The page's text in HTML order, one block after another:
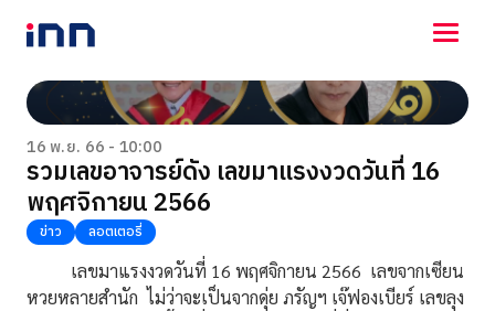
NEWS
ENTERTAINMENT
LIFESTYLE
HOROSCOPE
LOTTERY
VIDEO
ร่วมด้วยช่วยกัน
16 พ.ย. 66 - 10:00
รวมเลขอาจารย์ดัง เลขมาแรงงวดวันที่ 16
พฤศจิกายน 2566
ข่าว ลอตเตอรี่
เลขมาแรงงวดวันที่ 16 พฤศจิกายน 2566 เลขจากเซียน
หวยหลายสำนัก ไม่ว่าจะเป็นจากดุ่ย ภรัญฯ เจ๊ฟองเบียร์ เลขลุง